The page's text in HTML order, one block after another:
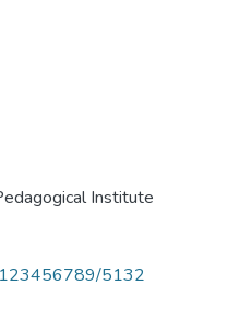
Institute
123456789/5132